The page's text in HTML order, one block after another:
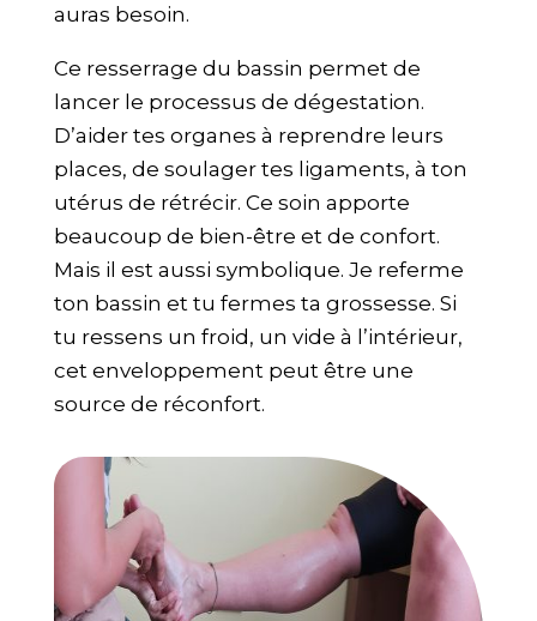
auras besoin.
Ce resserrage du bassin permet de
lancer le processus de dégestation.
D’aider tes organes à reprendre leurs
places, de soulager tes ligaments, à ton
utérus de rétrécir. Ce soin apporte
beaucoup de bien-être et de confort.
Mais il est aussi symbolique. Je referme
ton bassin et tu fermes ta grossesse. Si
tu ressens un froid, un vide à l’intérieur,
cet enveloppement peut être une
source de réconfort.